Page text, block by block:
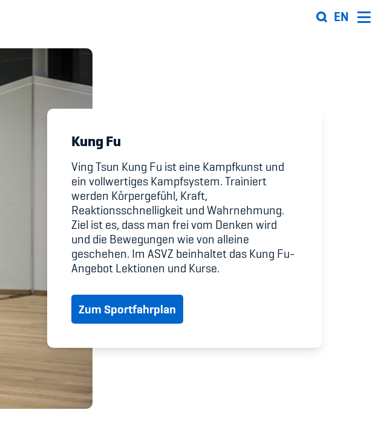
EN
Academy
Diversität & Inklusion
Kinderbetreuung
Krankenversicherung
Schwangerschaft & Sport
Spitzensport & Studium
Mitgliedervereine
Sponsoren und Partner
Netzwerk
Kung Fu
Ving Tsun Kung Fu ist eine Kampfkunst und
ein vollwertiges Kampfsystem. Trainiert
werden Körpergefühl, Kraft,
Reaktionsschnelligkeit und Wahrnehmung.
Ziel ist es, dass man frei vom Denken wird
und die Bewegungen wie von alleine
geschehen. Im ASVZ beinhaltet das Kung Fu-
Angebot Lektionen und Kurse.
Zum Sportfahrplan